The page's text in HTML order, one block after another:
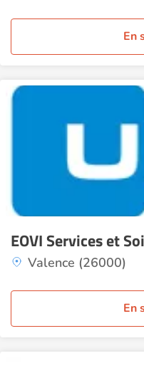
En
EOVI Services et
Valence (26000)
En